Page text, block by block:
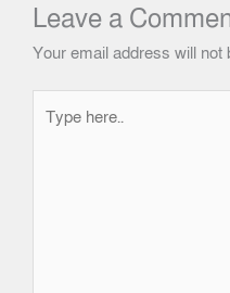
Leave a
Your email address will not
here..